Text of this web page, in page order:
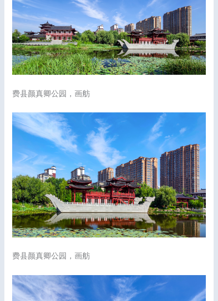
费县颜真卿公园，画舫
费县颜真卿公园，画舫